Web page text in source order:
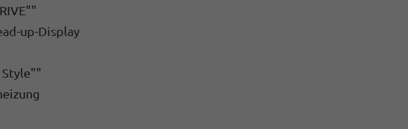
up-Display
Style""